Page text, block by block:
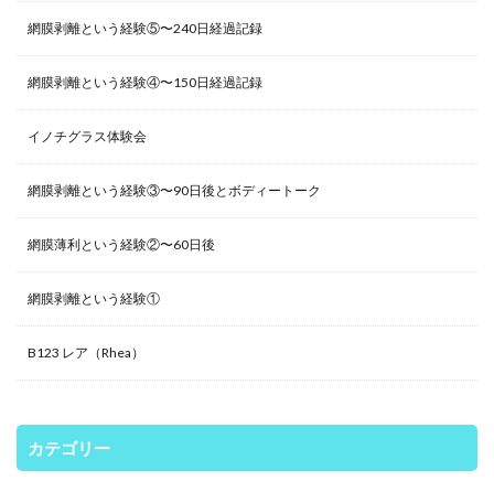
網膜剥離という経験⑤〜240日経過記録
網膜剥離という経験④〜150日経過記録
イノチグラス体験会
網膜剥離という経験③〜90日後とボディートーク
網膜薄利という経験②〜60日後
網膜剥離という経験①
B123 レア（Rhea）
カテゴリー